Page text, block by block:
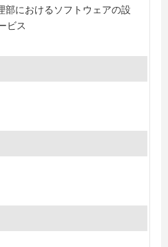
部におけるソフトウェアの設
ビス